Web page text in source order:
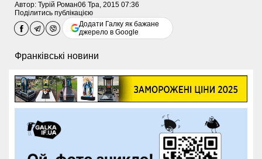
Автор: Турій Роман06 Тра, 2015 07:36
Поділитись публікацією
Додати Галку як бажане
джерело в Google
Франківські новини